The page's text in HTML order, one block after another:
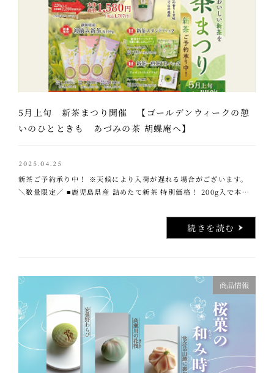
5月上旬 新茶まつり開催 【ゴールデンウィークの憩
いのひとときも あづみの茶 胡蝶庵へ】
2025.04.25
新茶ご予約承り中！ ※天候により入荷が遅れる場合がございます。
＼数量限定／ ■鹿児島県産 詰めたて新茶 特別価格！ 200g入で本体
続きを読む
商品情報